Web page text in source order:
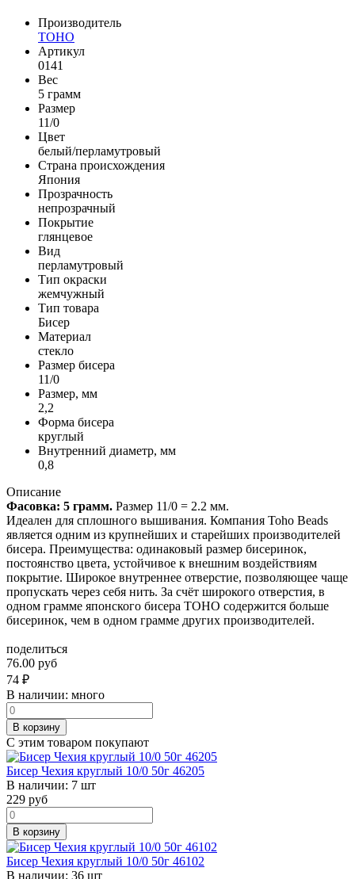
Производитель
TOHO
Артикул
0141
Вес
5 грамм
Размер
11/0
Цвет
белый/перламутровый
Страна происхождения
Япония
Прозрачность
непрозрачный
Покрытие
глянцевое
Вид
перламутровый
Тип окраски
жемчужный
Тип товара
Бисер
Материал
стекло
Размер бисера
11/0
Размер, мм
2,2
Форма бисера
круглый
Внутренний диаметр, мм
0,8
Описание
Фасовка: 5 грамм. Размер 11/0 = 2.2 мм.
Идеален для сплошного вышивания. Компания Toho Beads
является одним из крупнейших и старейших производителей
бисера. Преимущества: одинаковый размер бисеринок,
постоянство цвета, устойчивое к внешним воздействиям
покрытие. Широкое внутреннее отверстие, позволяющее чаще
пропускать через себя нить. За счёт широкого отверстия, в
одном грамме японского бисера TOHO содержится больше
бисеринок, чем в одном грамме других производителей.
поделиться
76.00 руб
74 ₽
В наличии: много
В корзину
С этим товаром покупают
Бисер Чехия круглый 10/0 50г 46205
В наличии: 7 шт
229 руб
В корзину
Бисер Чехия круглый 10/0 50г 46102
В наличии: 36 шт